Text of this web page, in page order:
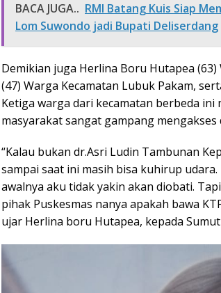
BACA JUGA.. RMI Batang Kuis Siap
Lom Suwondo jadi Bupati Deliserdang
Demikian juga Herlina Boru Hutapea
(47) Warga Kecamatan Lubuk Pakam,
Ketiga warga dari kecamatan berbeda
masyarakat sangat gampang
“Kalau bukan dr.Asri Ludin Tambunan
sampai saat ini masih bisa kuhirup
awalnya aku tidak yakin akan diobati.
pihak Puskesmas nanya apakah bawa
ujar Herlina boru Hutapea, kepada